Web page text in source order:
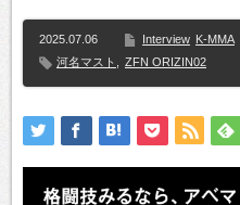
2025.07.06 Interview K-MMA
河名マスト
ZFN ORIZIN02